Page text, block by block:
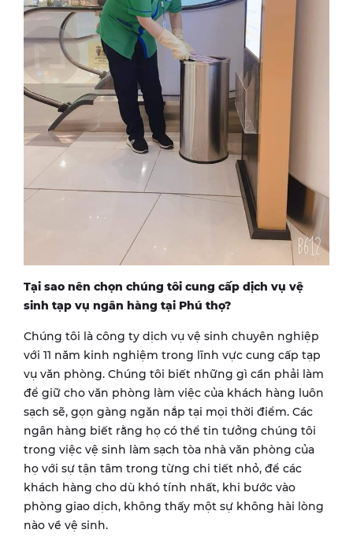
Tại sao nên chọn chúng tôi cung cấp dịch vụ vệ
sinh tạp vụ ngân hàng tại Phú thọ?
Chúng tôi là công ty dịch vụ vệ sinh chuyên nghiệp
với 11 năm kinh nghiệm trong lĩnh vực cung cấp tạp
vụ văn phòng. Chúng tôi biết những gì cần phải làm
để giữ cho văn phòng làm việc của khách hàng luôn
sạch sẽ, gọn gàng ngăn nắp tại mọi thời điểm. Các
ngân hàng biết rằng họ có thể tin tưởng chúng tôi
trong việc vệ sinh làm sạch tòa nhà văn phòng của
họ với sự tận tâm trong từng chi tiết nhỏ, để các
khách hàng cho dù khó tính nhất, khi bước vào
phòng giao dịch, không thấy một sự không hài lòng
nào về vệ sinh.